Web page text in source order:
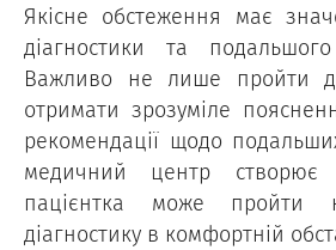
Якісне обстеження має
діагностики та
Важливо не лише пройти
отримати зрозуміле
рекомендації щодо
медичний центр
пацієнтка може пройти
діагностику в комфортній